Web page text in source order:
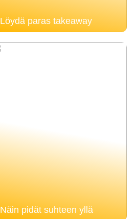
Löydä paras takeaway
Näin pidät suhteen yllä